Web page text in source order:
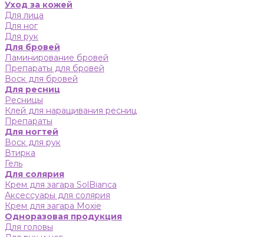
Уход за кожей
Для лица
Для ног
Для рук
Для бровей
Ламинирование бровей
Препараты для бровей
Воск для бровей
Для ресниц
Ресницы
Клей для наращивания ресниц
Препараты
Для ногтей
Воск для рук
Втирка
Гель
Для солярия
Крем для загара SolBianca
Аксессуары для солярия
Крем для загара Moxie
Одноразовая продукция
Для головы